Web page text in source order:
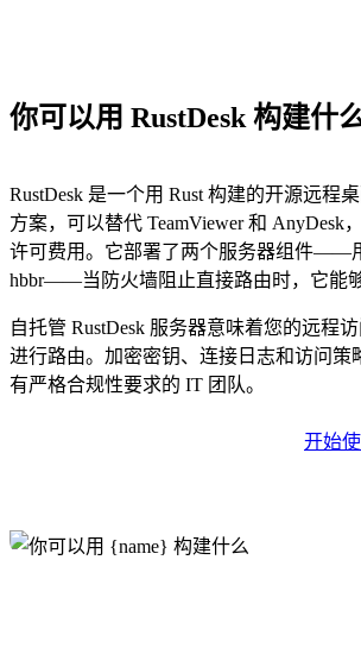
你可以用 RustDesk 构建什
RustDesk 是一个用 Rust 构建的开源远程
方案，可以替代 TeamViewer 和
许可费用。它部署了两个服务器组件——
hbbr——当防火墙阻止直接路由时，它能
自托管 RustDesk 服务器意味着您的远程
进行路由。加密密钥、连接日志和访问
有严格合规性要求的 IT 团队。
开始